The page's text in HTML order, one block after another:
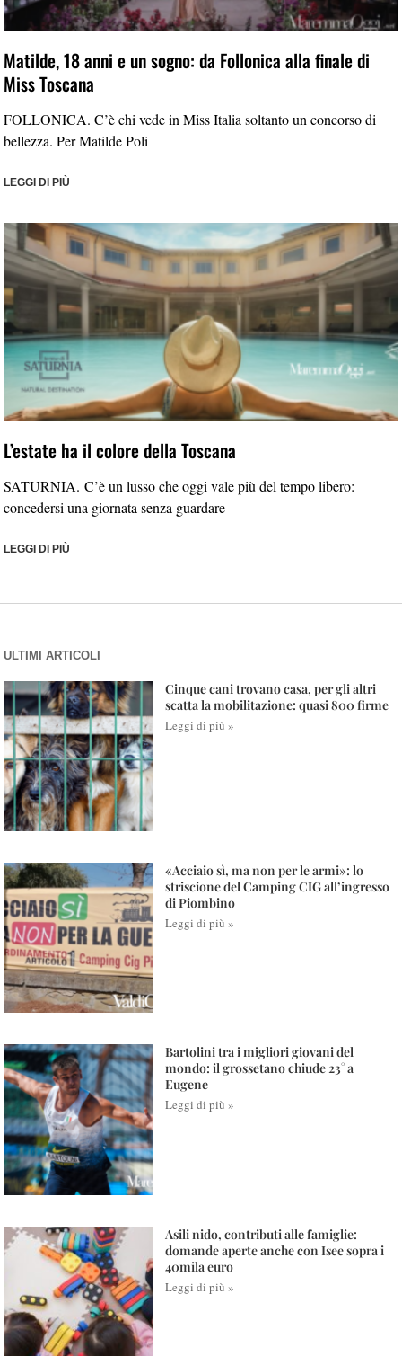
Matilde, 18 anni e un sogno: da Follonica alla finale di
Miss Toscana
FOLLONICA. C’è chi vede in Miss Italia soltanto un concorso di
bellezza. Per Matilde Poli
LEGGI DI PIÙ
L’estate ha il colore della Toscana
SATURNIA. C’è un lusso che oggi vale più del tempo libero:
concedersi una giornata senza guardare
LEGGI DI PIÙ
ULTIMI ARTICOLI
Cinque cani trovano casa, per gli altri
scatta la mobilitazione: quasi 800 firme
Leggi di più »
«Acciaio sì, ma non per le armi»: lo
striscione del Camping CIG all’ingresso
di Piombino
Leggi di più »
Bartolini tra i migliori giovani del
mondo: il grossetano chiude 23° a
Eugene
Leggi di più »
Asili nido, contributi alle famiglie:
domande aperte anche con Isee sopra i
40mila euro
Leggi di più »